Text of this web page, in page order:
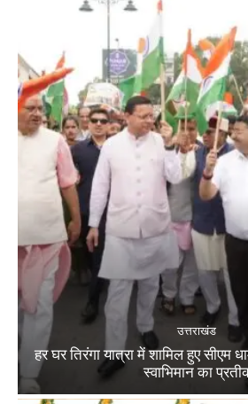
उत्तराखंड
हर घर तिरंगा यात्रा में शामिल हुए सीएम
स्वाभिमान का